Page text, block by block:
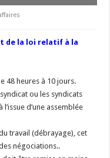
de la loi relatif à la
48 heures à 10 jours.
ou les syndicats
d’une assemblée
travail (débrayage), cet
négociations..